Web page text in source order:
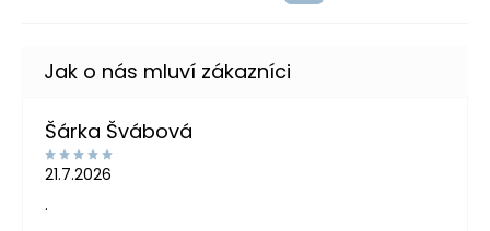
Šárka Švábová
21.7.2026
.